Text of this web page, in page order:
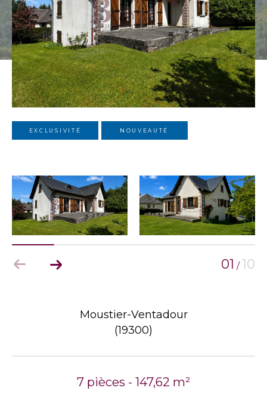
EXCLUSIVITÉ NOUVEAUTÉ
01 /10
Moustier-Ventadour
(19300)
7 pièces - 147,62 m²